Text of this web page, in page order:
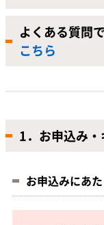
よくある質問
こちら
1．お申込み
お申込みにあ